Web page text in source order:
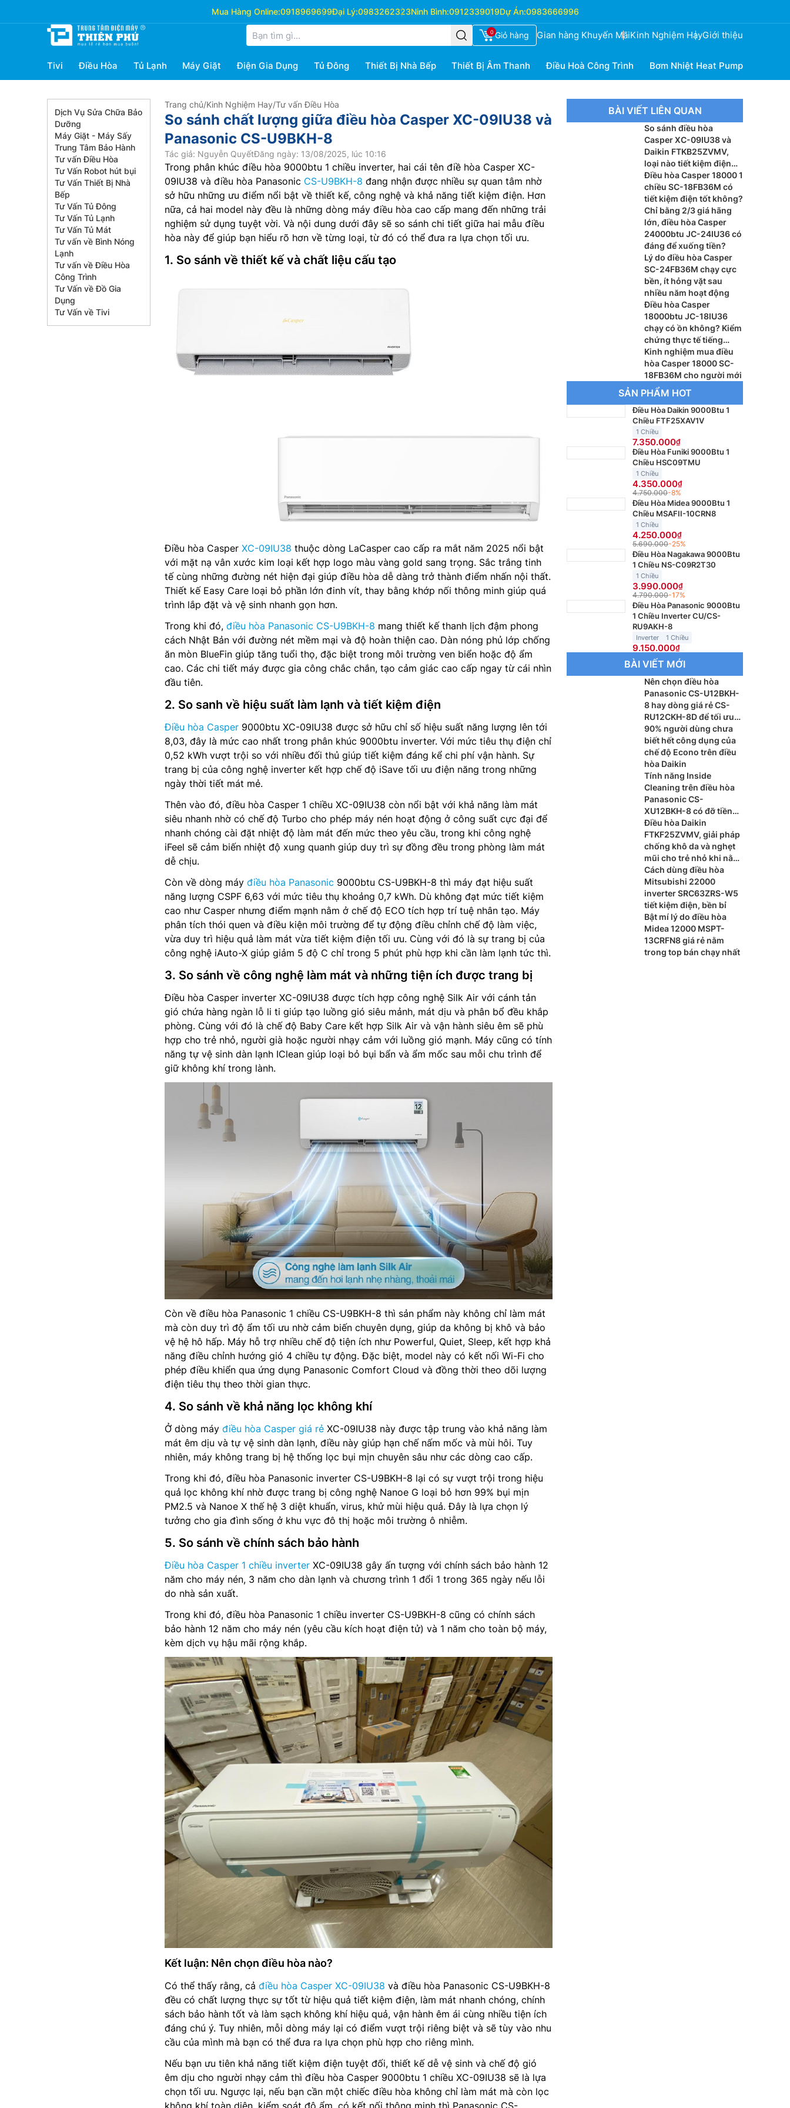
Mua Hàng Online:0918969699Đại Lý:0983262323Ninh Bình:0912339019Dự Án:0983666996
0 Giỏ hàng Gian hàng Khuyến MãiKinh Nghiệm HayGiới thiệu
Tivi Điều Hòa Tủ Lạnh Máy Giặt Điện Gia Dụng Tủ Đông Thiết Bị Nhà Bếp Thiết Bị Âm Thanh Điều Hoà Công Trình Bơm Nhiệt Heat Pump
Dịch Vụ Sửa Chữa Bảo
Dưỡng
Máy Giặt - Máy Sấy
Trung Tâm Bảo Hành
Tư vấn Điều Hòa
Tư Vấn Robot hút bụi
Tư Vấn Thiết Bị Nhà
Bếp
Tư Vấn Tủ Đông
Tư Vấn Tủ Lạnh
Tư Vấn Tủ Mát
Tư vấn về Bình Nóng
Lạnh
Tư vấn về Điều Hòa
Công Trình
Tư Vấn về Đồ Gia
Dụng
Tư Vấn về Tivi
Trang chủ/Kinh Nghiệm Hay/Tư vấn Điều Hòa
So sánh chất lượng giữa điều hòa Casper XC-09IU38 và
Panasonic CS-U9BKH-8
Tác giả: Nguyễn QuyếtĐăng ngày: 13/08/2025, lúc 10:16
Trong phân khúc điều hòa 9000btu 1 chiều inverter, hai cái tên điề hòa Casper XC-
09IU38 và điều hòa Panasonic CS-U9BKH-8 đang nhận được nhiều sự quan tâm nhờ
sở hữu những ưu điểm nổi bật về thiết kế, công nghệ và khả năng tiết kiệm điện. Hơn
nữa, cả hai model này đều là những dòng máy điều hòa cao cấp mang đến những trải
nghiệm sử dụng tuyệt vời. Và nội dung dưới đây sẽ so sánh chi tiết giữa hai mẫu điều
hòa này để giúp bạn hiểu rõ hơn về từng loại, từ đó có thể đưa ra lựa chọn tối ưu.
1. So sánh về thiết kế và chất liệu cấu tạo
Điều hòa Casper XC-09IU38 thuộc dòng LaCasper cao cấp ra mắt năm 2025 nổi bật
với mặt nạ vân xước kim loại kết hợp logo màu vàng gold sang trọng. Sắc trắng tinh
tế cùng những đường nét hiện đại giúp điều hòa dễ dàng trở thành điểm nhấn nội thất.
Thiết kế Easy Care loại bỏ phần lớn đinh vít, thay bằng khớp nối thông minh giúp quá
trình lắp đặt và vệ sinh nhanh gọn hơn.
Trong khi đó, điều hòa Panasonic CS-U9BKH-8 mang thiết kế thanh lịch đậm phong
cách Nhật Bản với đường nét mềm mại và độ hoàn thiện cao. Dàn nóng phủ lớp chống
ăn mòn BlueFin giúp tăng tuổi thọ, đặc biệt trong môi trường ven biển hoặc độ ẩm
cao. Các chi tiết máy được gia công chắc chắn, tạo cảm giác cao cấp ngay từ cái nhìn
đầu tiên.
2. So sanh về hiệu suất làm lạnh và tiết kiệm điện
Điều hòa Casper 9000btu XC-09IU38 được sở hữu chỉ số hiệu suất năng lượng lên tới
8,03, đây là mức cao nhất trong phân khúc 9000btu inverter. Với mức tiêu thụ điện chỉ
0,52 kWh vượt trội so với nhiều đối thủ giúp tiết kiệm đáng kể chi phí vận hành. Sự
trang bị của công nghệ inverter kết hợp chế độ iSave tối ưu điện năng trong những
ngày thời tiết mát mẻ.
Thên vào đó, điều hòa Casper 1 chiều XC-09IU38 còn nổi bật với khả năng làm mát
siêu nhanh nhờ có chế độ Turbo cho phép máy nén hoạt động ở công suất cực đại để
nhanh chóng cài đặt nhiệt độ làm mát đến mức theo yêu cầu, trong khi công nghệ
iFeel sẽ cảm biến nhiệt độ xung quanh giúp duy trì sự đồng đều trong phòng làm mát
dễ chịu.
Còn về dòng máy điều hòa Panasonic 9000btu CS-U9BKH-8 thì máy đạt hiệu suất
năng lượng CSPF 6,63 với mức tiêu thụ khoảng 0,7 kWh. Dù không đạt mức tiết kiệm
cao như Casper nhưng điểm mạnh nằm ở chế độ ECO tích hợp trí tuệ nhân tạo. Máy
phân tích thói quen và điều kiện môi trường để tự động điều chỉnh chế độ làm việc,
vừa duy trì hiệu quả làm mát vừa tiết kiệm điện tối ưu. Cùng với đó là sự trang bị của
công nghệ iAuto-X giúp giảm 5 độ C chỉ trong 5 phút phù hợp khi cần làm lạnh tức thì.
3. So sánh về công nghệ làm mát và những tiện ích được trang bị
Điều hòa Casper inverter XC-09IU38 được tích hợp công nghệ Silk Air với cánh tản
gió chứa hàng ngàn lỗ li ti giúp tạo luồng gió siêu mảnh, mát dịu và phân bổ đều khắp
phòng. Cùng với đó là chế độ Baby Care kết hợp Silk Air và vận hành siêu êm sẽ phù
hợp cho trẻ nhỏ, người già hoặc người nhạy cảm với luồng gió mạnh. Máy cũng có tính
năng tự vệ sinh dàn lạnh IClean giúp loại bỏ bụi bẩn và ẩm mốc sau mỗi chu trình để
giữ không khí trong lành.
Còn về điều hòa Panasonic 1 chiều CS-U9BKH-8 thì sản phẩm này không chỉ làm mát
mà còn duy trì độ ẩm tối ưu nhờ cảm biến chuyên dụng, giúp da không bị khô và bảo
vệ hệ hô hấp. Máy hỗ trợ nhiều chế độ tiện ích như Powerful, Quiet, Sleep, kết hợp khả
năng điều chỉnh hướng gió 4 chiều tự động. Đặc biệt, model này có kết nối Wi-Fi cho
phép điều khiển qua ứng dụng Panasonic Comfort Cloud và đồng thời theo dõi lượng
điện tiêu thụ theo thời gian thực.
4. So sánh về khả năng lọc không khí
Ở dòng máy điều hòa Casper giá rẻ XC-09IU38 này được tập trung vào khả năng làm
mát êm dịu và tự vệ sinh dàn lạnh, điều này giúp hạn chế nấm mốc và mùi hôi. Tuy
nhiên, máy không trang bị hệ thống lọc bụi mịn chuyên sâu như các dòng cao cấp.
Trong khi đó, điều hòa Panasonic inverter CS-U9BKH-8 lại có sự vượt trội trong hiệu
quả lọc không khí nhờ được trang bị công nghệ Nanoe G loại bỏ hơn 99% bụi mịn
PM2.5 và Nanoe X thế hệ 3 diệt khuẩn, virus, khử mùi hiệu quả. Đây là lựa chọn lý
tưởng cho gia đình sống ở khu vực đô thị hoặc môi trường ô nhiễm.
5. So sánh về chính sách bảo hành
Điều hòa Casper 1 chiều inverter XC-09IU38 gây ấn tượng với chính sách bảo hành 12
năm cho máy nén, 3 năm cho dàn lạnh và chương trình 1 đổi 1 trong 365 ngày nếu lỗi
do nhà sản xuất.
Trong khi đó, điều hòa Panasonic 1 chiều inverter CS-U9BKH-8 cũng có chính sách
bảo hành 12 năm cho máy nén (yêu cầu kích hoạt điện tử) và 1 năm cho toàn bộ máy,
kèm dịch vụ hậu mãi rộng khắp.
Kết luận: Nên chọn điều hòa nào?
Có thể thấy rằng, cả điều hòa Casper XC-09IU38 và điều hòa Panasonic CS-U9BKH-8
đều có chất lượng thực sự tốt từ hiệu quả tiết kiệm điện, làm mát nhanh chóng, chính
sách bảo hành tốt và làm sạch không khí hiệu quả, vận hành êm ái cùng nhiều tiện ích
đáng chú ý. Tuy nhiên, mỗi dòng máy lại có điểm vượt trội riêng biệt và sẽ tùy vào nhu
cầu của mình mà bạn có thể đưa ra lựa chọn phù hợp cho riêng mình.
Nếu bạn ưu tiên khả năng tiết kiệm điện tuyệt đối, thiết kế dễ vệ sinh và chế độ gió
êm dịu cho người nhạy cảm thì điều hòa Casper 9000btu 1 chiều XC-09IU38 sẽ là lựa
chọn tối ưu. Ngược lại, nếu bạn cần một chiếc điều hòa không chỉ làm mát mà còn lọc
BÀI VIẾT LIÊN QUAN
So sánh điều hòa
Casper XC-09IU38 và
Daikin FTKB25ZVMV,
loại nào tiết kiệm điện
tốt hơn?
Điều hòa Casper 18000 1
chiều SC-18FB36M có
tiết kiệm điện tốt không?
Chỉ bằng 2/3 giá hãng
lớn, điều hòa Casper
24000btu JC-24IU36 có
đáng để xuống tiền?
Lý do điều hòa Casper
SC-24FB36M chạy cực
bền, ít hỏng vặt sau
nhiều năm hoạt động
Điều hòa Casper
18000btu JC-18IU36
chạy có ồn không? Kiểm
chứng thực tế tiếng
động
Kinh nghiệm mua điều
hòa Casper 18000 SC-
18FB36M cho người mới
SẢN PHẨM HOT
Điều Hòa Daikin 9000Btu 1
Chiều FTF25XAV1V
1 Chiều
7.350.000
Điều Hòa Funiki 9000Btu 1
Chiều HSC09TMU
1 Chiều
4.350.000
4.750.000-8%
Điều Hòa Midea 9000Btu 1
Chiều MSAFII-10CRN8
1 Chiều
4.250.000
5.690.000-25%
Điều Hòa Nagakawa 9000Btu
1 Chiều NS-C09R2T30
1 Chiều
3.990.000
4.790.000-17%
Điều Hòa Panasonic 9000Btu
1 Chiều Inverter CU/CS-
RU9AKH-8
Inverter 1 Chiều
9.150.000
BÀI VIẾT MỚI
Nên chọn điều hòa
Panasonic CS-U12BKH-
8 hay dòng giá rẻ CS-
RU12CKH-8D để tối ưu
chi phí?
90% người dùng chưa
biết hết công dụng của
chế độ Econo trên điều
hòa Daikin
Tính năng Inside
Cleaning trên điều hòa
Panasonic CS-
XU12BKH-8 có đỡ tiền
thuê thợ vệ sinh?
Điều hòa Daikin
FTKF25ZVMV, giải pháp
chống khô da và nghẹt
mũi cho trẻ nhỏ khi nằm
điều hòa
Cách dùng điều hòa
Mitsubishi 22000
inverter SRC63ZRS-W5
tiết kiệm điện, bền bỉ
Bật mí lý do điều hòa
Midea 12000 MSPT-
13CRFN8 giá rẻ nằm
trong top bán chạy nhất